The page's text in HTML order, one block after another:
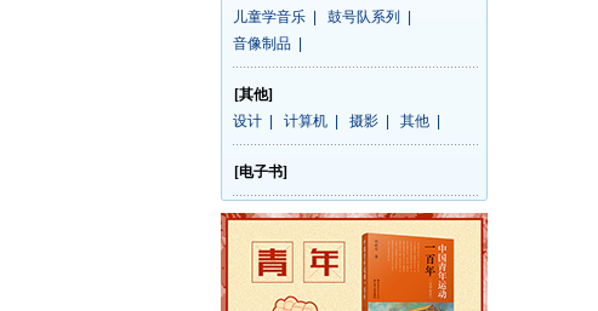
儿童学音乐
鼓号队系列
音像制品
[其他]
设计
计算机 摄影 其他
[电子书]